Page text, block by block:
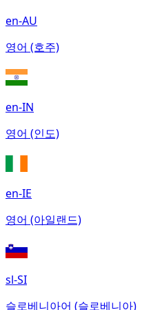
en-AU
영어 (호주)
en-IN
영어 (인도)
en-IE
영어 (아일랜드)
sl-SI
슬로베니아어 (슬로베니아)